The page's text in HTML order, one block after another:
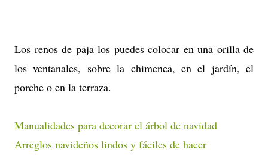
Los renos de paja los puedes colocar en una orilla de
los ventanales, sobre la chimenea, en el jardín, el
porche o en la terraza.
Manualidades para decorar el árbol de navidad
Arreglos navideños lindos y fáciles de hacer